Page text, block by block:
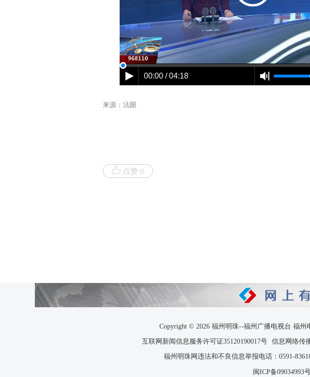
来源：法眼
点赞 0
Copyright © 2026 福州明珠--福州广播电视台 福
互联网新闻信息服务许可证35120190017号 信息网络传
福州明珠网违法和不良信息举报电话：0591-
闽ICP备09034993